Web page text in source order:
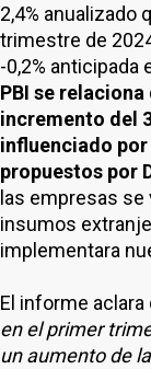
2,4% anualizado
trimestre de
-0,2% anticipada
PBI se
incremento del
influenciado
propuestos por
las empresas
insumos
implementara
El informe aclara
en el primer
un aumento de